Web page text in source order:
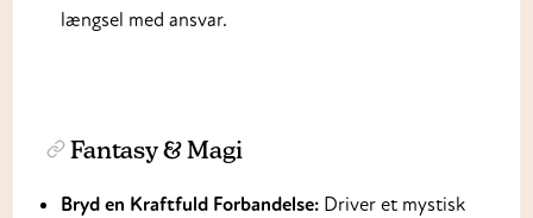
længsel med ansvar.
Fantasy & Magi
Bryd en Kraftfuld Forbandelse:Driver et mystisk